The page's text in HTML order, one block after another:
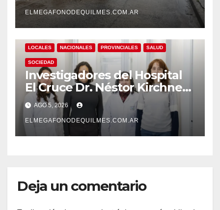
Solano
ELMEGAFONODEQUILMES.COM.AR
LOCALES NACIONALES PROVINCIALES SALUD
SOCIEDAD
Investigadores del Hospital
El Cruce Dr. Néstor Kirchner
desarrollan un estudio
pionero sobre el
envejecimiento cerebral y las
demencias
AGO 5, 2026
ELMEGAFONODEQUILMES.COM.AR
Deja un comentario